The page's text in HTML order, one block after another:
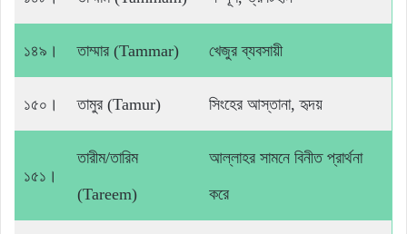
১৪৯। তাম্মার (Tammar) খেজুর ব্যবসায়ী
১৫০। তামুর (Tamur) সিংহের আস্তানা, হৃদয়
১৫১।
তারীম/তারিম
(Tareem)
আল্লাহর সামনে বিনীত প্রার্থনা
করে